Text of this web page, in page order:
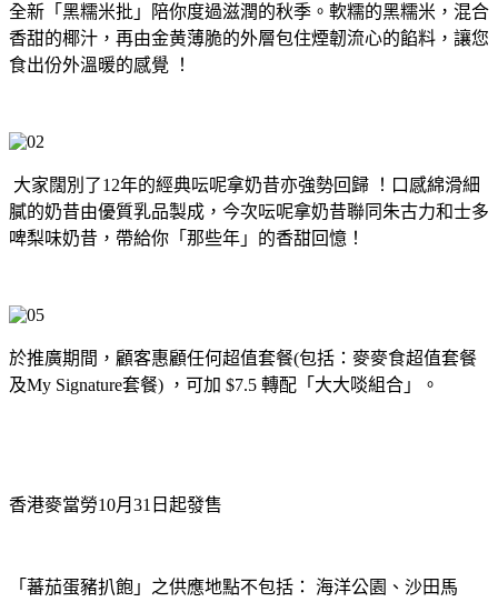
全新「黑糯米批」陪你度過滋潤的秋季。軟糯的黑糯米，混合
香甜的椰汁，再由金黄薄脆的外層包住煙韌流心的餡料，讓您
食出份外溫暖的感覺 ！
大家闊別了12年的經典呍呢拿奶昔亦強勢回歸 ！口感綿滑細
膩的奶昔由優質乳品製成，今次呍呢拿奶昔聯同朱古力和士多
啤梨味奶昔，帶給你「那些年」的香甜回憶！
於推廣期間，顧客惠顧任何超值套餐(包括：麥麥食超值套餐
及My Signature套餐) ，可加 $7.5 轉配「大大啖組合」。
香港麥當勞10月31日起發售
「蕃茄蛋豬扒飽」之供應地點不包括： 海洋公園、沙田馬